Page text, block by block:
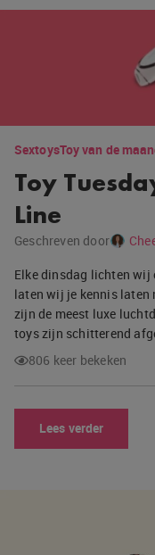
SextoysToy van de
Toy
Line
Geschreven door
Elke dinsdag lichten wij
laten wij je kennis laten
zijn de meest luxe
toys zijn schitterend
806 keer bekeken
Lees verder